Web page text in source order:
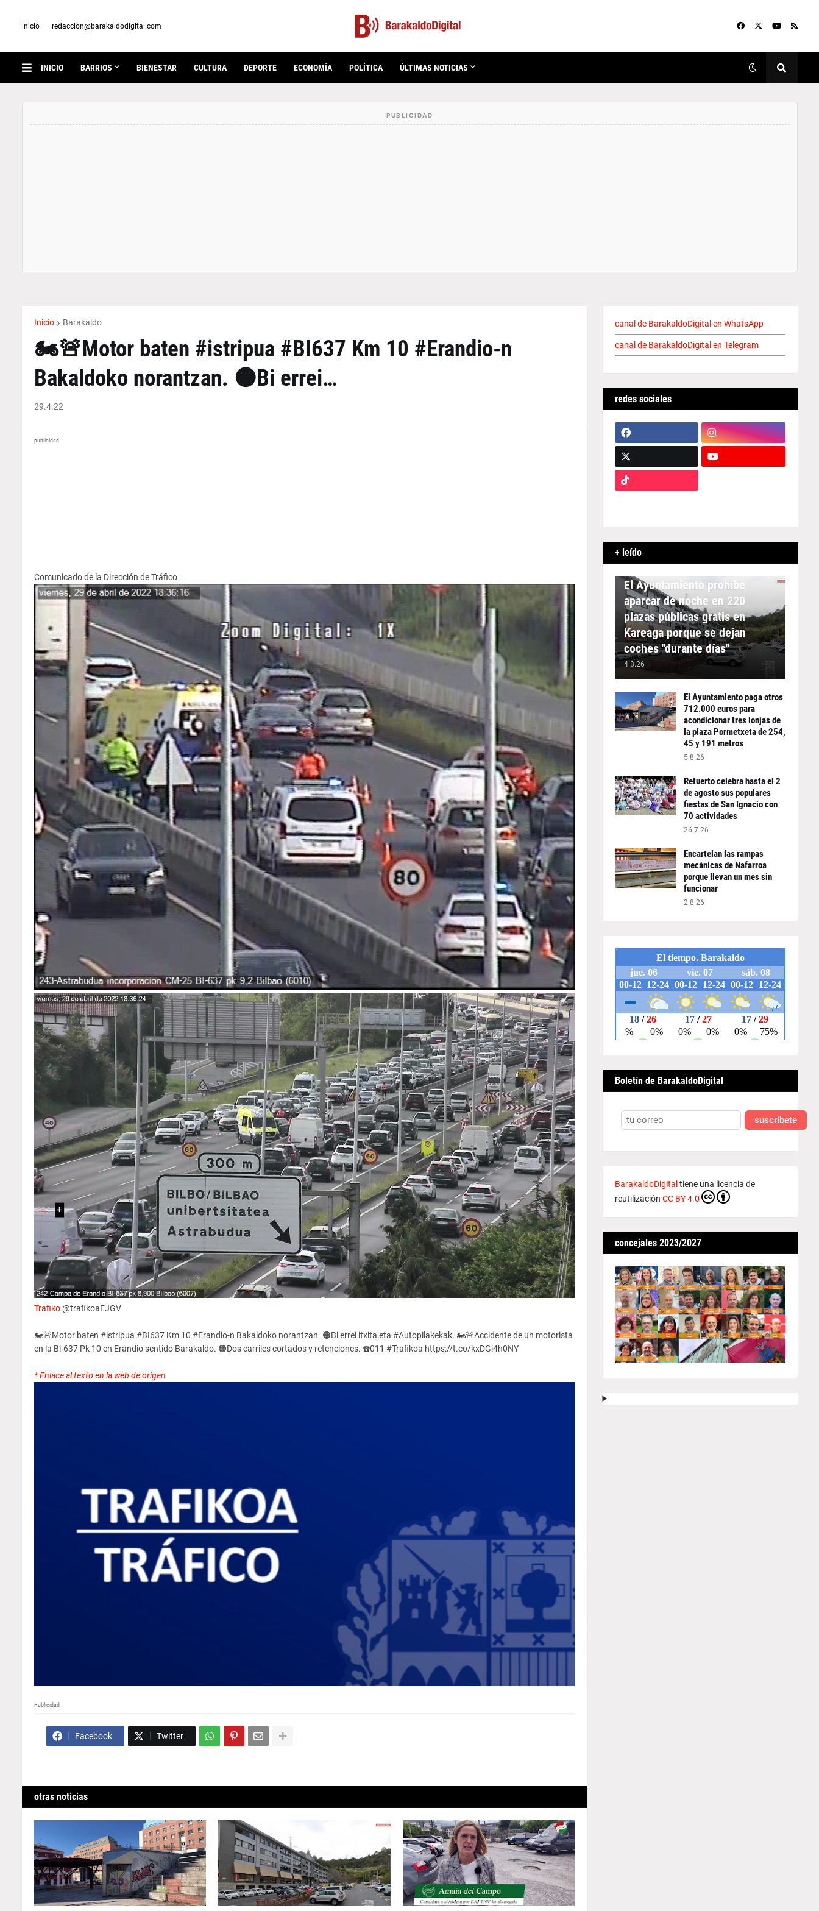
inicio redaccion@barakaldodigital.com
INICIO BARRIOS BIENESTAR CULTURA DEPORTE ECONOMÍA POLÍTICA ÚLTIMAS NOTICIAS
Inicio Barakaldo
🏍️🚨Motor baten #istripua #BI637 Km 10 #Erandio-n
Bakaldoko norantzan. 🟠Bi errei…
29.4.22
publicidad
Comunicado de la Dirección de Tráfico .
Trafiko@trafikoaEJGV
🏍️🚨Motor baten #istripua #BI637 Km 10 #Erandio-n Bakaldoko norantzan. 🟠Bi errei itxita eta #Autopilakekak. 🏍️🚨Accidente de un motorista
en la Bi-637 Pk 10 en Erandio sentido Barakaldo. 🟠Dos carriles cortados y retenciones. ☎️011 #Trafikoa https://t.co/kxDGi4h0NY
* Enlace al texto en la web de origen
Publicidad
Facebook Twitter
otras noticias
canal de BarakaldoDigital en WhatsApp
canal de BarakaldoDigital en Telegram
redes sociales
+ leído
APARCAMIENTO
El Ayuntamiento prohíbe
aparcar de noche en 220
plazas públicas gratis en
Kareaga porque se dejan
coches "durante días"
4.8.26
El Ayuntamiento paga otros
712.000 euros para
acondicionar tres lonjas de
la plaza Pormetxeta de 254,
45 y 191 metros
5.8.26
Retuerto celebra hasta el 2
de agosto sus populares
fiestas de San Ignacio con
70 actividades
26.7.26
Encartelan las rampas
mecánicas de Nafarroa
porque llevan un mes sin
funcionar
2.8.26
Boletín de BarakaldoDigital
suscríbete
BarakaldoDigital tiene una licencia de
reutilización CC BY 4.0
concejales 2023/2027